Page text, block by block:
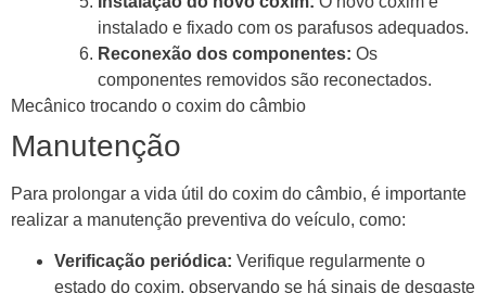
instalado e fixado com os parafusos adequados.
Reconexão dos componentes: Os
componentes removidos são reconectados.
Mecânico trocando o coxim do câmbio
Manutenção
Para prolongar a vida útil do coxim do câmbio, é importante
realizar a manutenção preventiva do veículo, como:
Verificação periódica: Verifique regularmente o
estado do coxim, observando se há sinais de desgaste